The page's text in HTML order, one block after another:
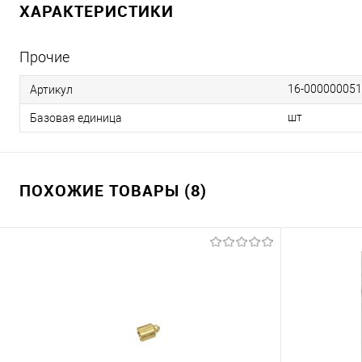
ХАРАКТЕРИСТИКИ
Прочие
Артикул 16-
Базовая единица шт
ПОХОЖИЕ ТОВАРЫ (8)